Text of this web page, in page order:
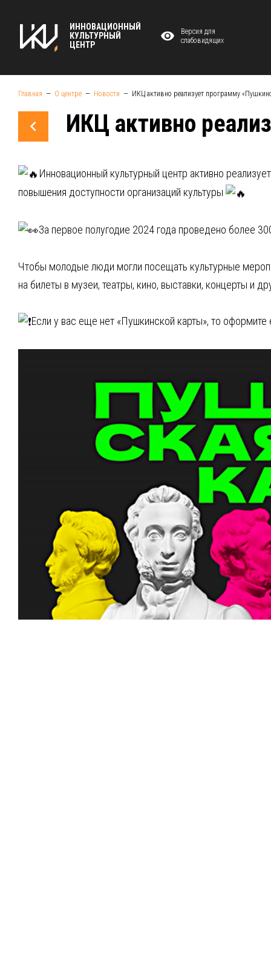
ИННОВАЦИОННЫЙ
КУЛЬТУРНЫЙ
ЦЕНТР
Версия для
слабовидящих
Главная О центре Новости ИКЦ активно реализует программу
ИКЦ активно
Инновационный культурный центр активно
повышения доступности организаций культуры
За первое полугодие 2024 года проведено более
Чтобы молодые люди могли посещать культурные
на билеты в музеи, театры, кино, выставки, концерты и
Если у вас еще нет «Пушкинской карты», то